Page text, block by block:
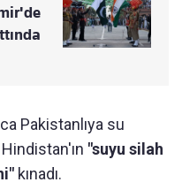
Pakistanlıya su
"suyu silah
kınadı.